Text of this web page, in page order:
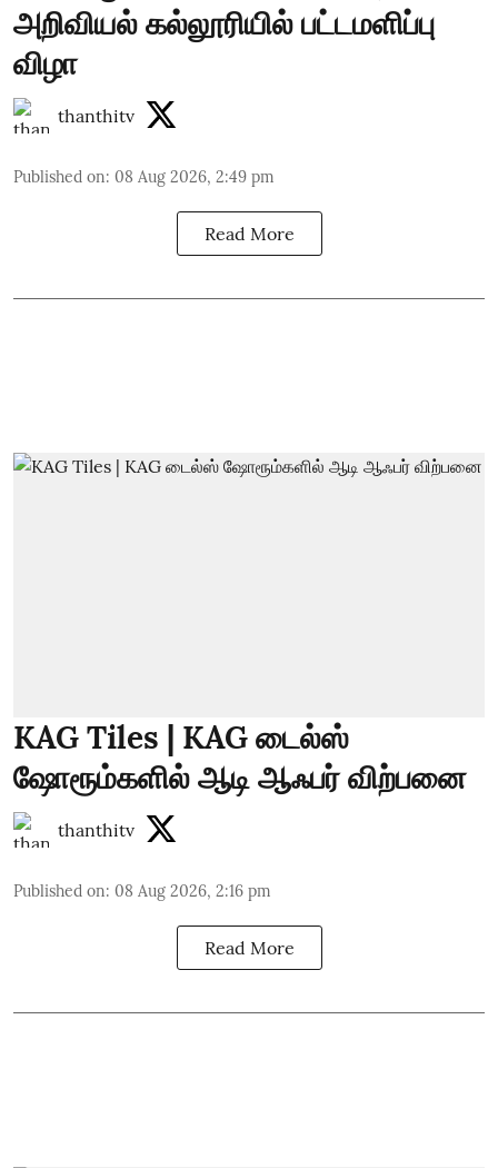
அறிவியல் கல்லூரியில் பட்டமளிப்பு
விழா
thanthitv
Published on: 08 Aug 2026, 2:49 pm
Read More
KAG Tiles | KAG டைல்ஸ்
ஷோரூம்களில் ஆடி ஆஃபர் விற்பனை
thanthitv
Published on: 08 Aug 2026, 2:16 pm
Read More